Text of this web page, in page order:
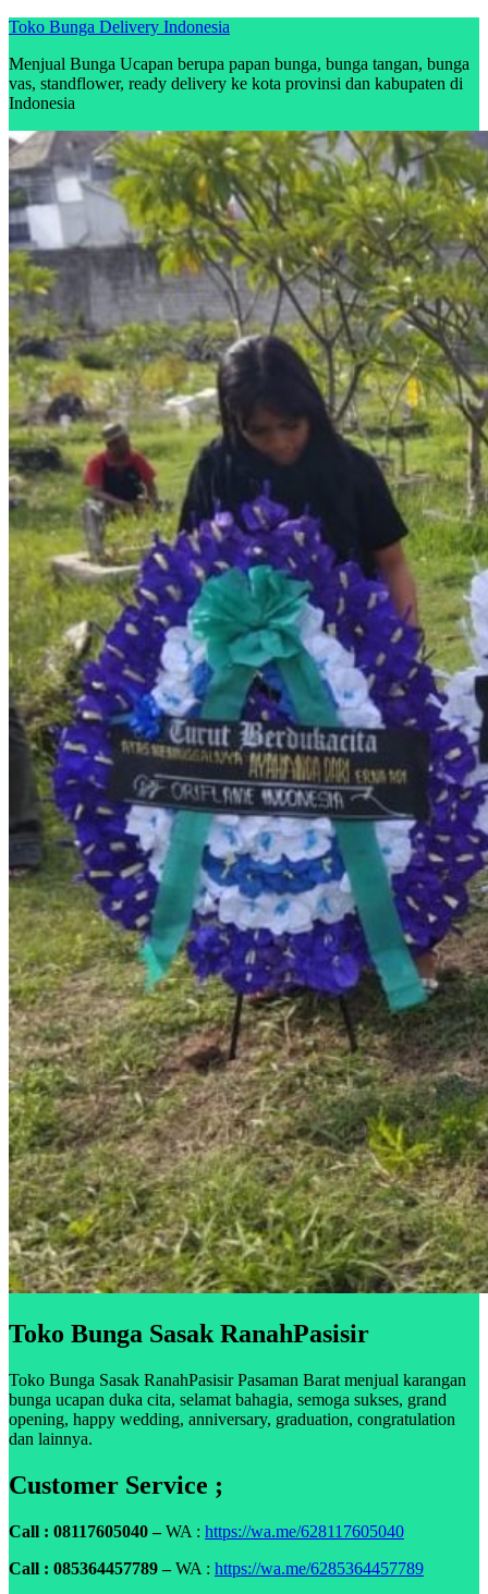
Skip
content
Toko Bunga Delivery Indonesia
Menjual Bunga Ucapan berupa papan bunga, bunga tangan, bunga
vas, standflower, ready delivery ke kota provinsi dan kabupaten di
Indonesia
Toko Bunga Sasak RanahPasisir
Toko Bunga Sasak RanahPasisir Pasaman Barat menjual karangan
bunga ucapan duka cita, selamat bahagia, semoga sukses, grand
opening, happy wedding, anniversary, graduation, congratulation
dan lainnya.
Customer Service ;
Call : 08117605040 –WA : https://wa.me/628117605040
Call : 085364457789 –WA : https://wa.me/6285364457789